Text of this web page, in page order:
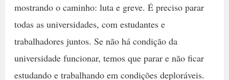
mostrando o caminho: luta e greve. É preciso parar
todas as universidades, com estudantes e
trabalhadores juntos. Se não há condição da
universidade funcionar, temos que parar e não ficar
estudando e trabalhando em condições deploráveis.